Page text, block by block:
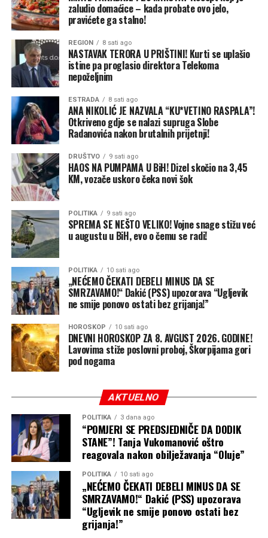
osobe koje administracija svrstava u kategoriju
“neprijateljskih stranaca”, kao i na druge specifične
kategorije, prenosi CNN.
Konzervativne sudije bile podijeljene
Iako je Tramp izgubio slučaj rezultatom 6:3, odluka je
pokazala ozbiljne razlike među konzervativnim sudijama
Vrhovnog suda.
Sudije Klarens Tomas (Clarence Thomas), Semjuel Alito
(Samuel Alito) i Nil Gorsuč (Neil Gorsuch) nisu se složile
sa većinom. Tomas i Gorsuč posebno su osporavali
tumačenje prema kojem 14. amandman tako široko štiti
državljanstvo djece stranaca rođene u SAD.
Kavano je, s druge strane, glasao da Trampova uredba
ne može opstati, ali je svoj zaključak zasnovao na
saveznom zakonu, a ne na istom ustavnom obrazloženju
kao petočlana većina.
Nova pravna bitka na pomolu
Nove uredbe su pažljivije ograničene od Trampovog
prethodnog pokušaja, ali to ne znači da će izbjeći sudske
sporove.
izuzetaka koje američko pravo već priznaje i da
istovremeno pooštri mjere protiv “turizma radi
porođaja”.
Axios navodi da se očekuju novi pravni izazovi, dok će
ključno pitanje biti da li Trampove uredbe samo
sprovode postojeća ograničenja ili pokušavaju da ih
prošire mimo granica koje je Vrhovni sud upravo
postavio.
zaludio domaćice – kada probate ovo jelo,
pravićete ga stalno!
REGION 8 sati ago
NASTAVAK TERORA U PRIŠTINI! Kurti se uplašio
istine pa proglasio direktora Telekoma
nepoželjnim
ESTRADA 8 sati ago
ANA NIKOLIĆ JE NAZVALA “KU*VETINO RASPALA”!
Otkriveno gdje se nalazi supruga Slobe
Radanovića nakon brutalnih prijetnji!
DRUŠTVO 9 sati ago
HAOS NA PUMPAMA U BiH! Dizel skočio na 3,45
KM, vozače uskoro čeka novi šok
POLITIKA 9 sati ago
SPREMA SE NEŠTO VELIKO! Vojne snage stižu već
u augustu u BiH, evo o čemu se radi!
POLITIKA 10 sati ago
„NEĆEMO ČEKATI DEBELI MINUS DA SE
SMRZAVAMO!“ Dakić (PSS) upozorava “Ugljevik
ne smije ponovo ostati bez grijanja!”
HOROSKOP 10 sati ago
DNEVNI HOROSKOP ZA 8. AVGUST 2026. GODINE!
Lavovima stiže poslovni proboj, Škorpijama gori
pod nogama
AKTUELNO
POLITIKA 3 dana ago
“POMJERI SE PREDSJEDNIČE DA DODIK
STANE”! Tanja Vukomanović oštro
reagovala nakon obilježavanja “Oluje”
POLITIKA 10 sati ago
„NEĆEMO ČEKATI DEBELI MINUS DA SE
SMRZAVAMO!“ Dakić (PSS) upozorava
“Ugljevik ne smije ponovo ostati bez
grijanja!”